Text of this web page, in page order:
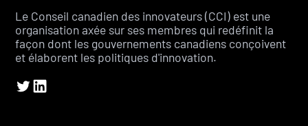
Le Conseil canadien des innovateurs (CCI) est une
organisation axée sur ses membres qui redéfinit la
façon dont les gouvernements canadiens conçoivent
et élaborent les politiques d'innovation.